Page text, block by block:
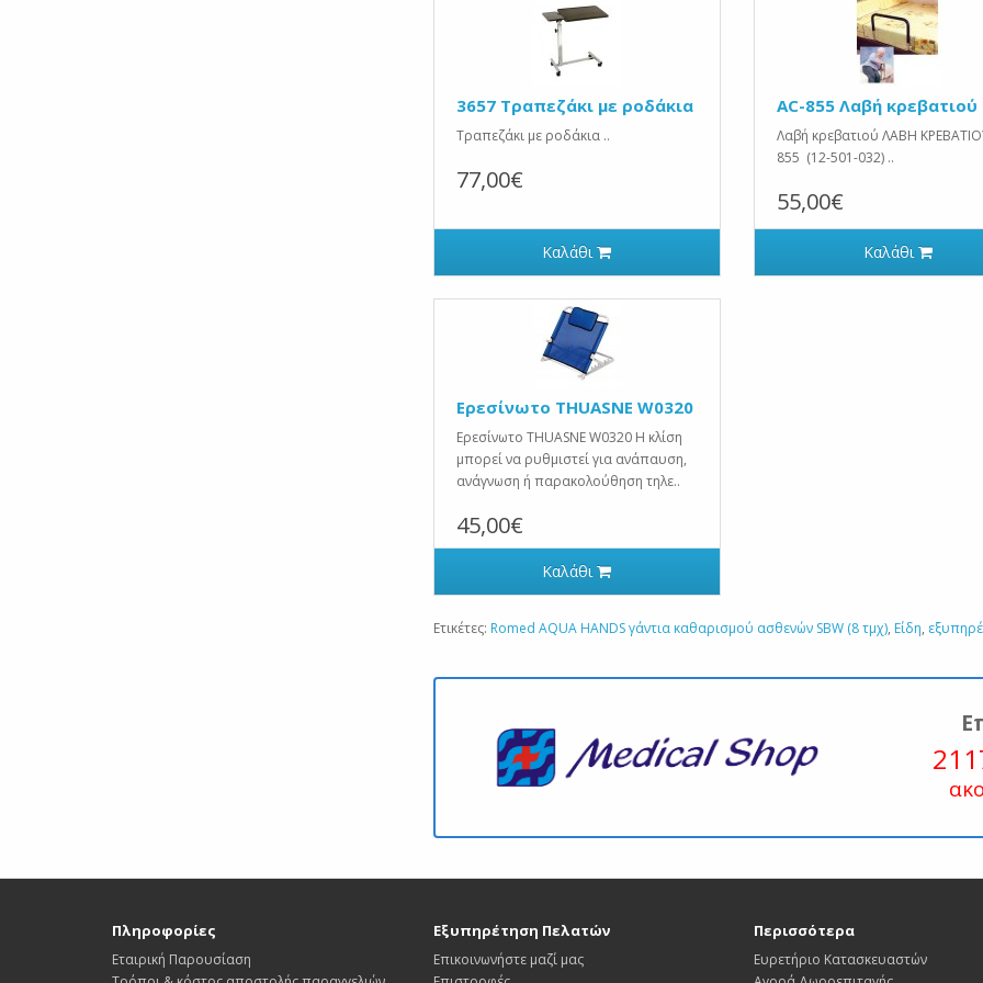
3657 Τραπεζάκι με ροδάκια
Τραπεζάκι με ροδάκια ..
77,00€
Καλάθι
AC-855 Λαβή κρεβατιού
Λαβή κρεβατιού ΛΑΒΗ
855 (12-501-032) ..
55,00€
Καλάθι
Ερεσίνωτο THUASNE W0320
Ερεσίνωτο THUASNE W0320 Η κλίση
μπορεί να ρυθμιστεί για ανάπαυση,
ανάγνωση ή παρακολούθηση τηλε..
45,00€
Καλάθι
Ετικέτες: Romed AQUA HANDS γάντια καθαρισμού ασθενών SBW (8 τμχ), Είδη,
Πληροφορίες
Εταιρική Παρουσίαση
Εξυπηρέτηση Πελατών
Επικοινωνήστε μαζί μας
Περισσότερα
Ευρετήριο Κατασκευαστών